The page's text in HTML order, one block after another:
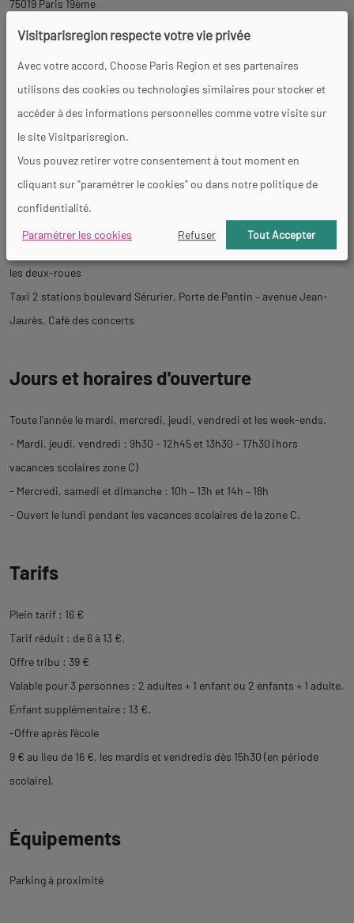
75019 Paris 19ème
+33 (0)1 44 84 44 84
https://philharmoniedeparis.fr/fr/philharmoniedesenfants
Métro : Porte de Pantin (ligne 5)
Tramway : Porte de Pantin (ligne T3b)
RER : Pantin (ligne E)
Bus : 75, 151, N13, N41, N45, N140
Voiture 2 parkings en accès direct depuis le boulevard périphérique
et l’avenue Jean-Jaurès, avec près de 1000 places pour les voitures et
les deux-roues
Taxi 2 stations boulevard Sérurier, Porte de Pantin – avenue Jean-
Jaurès, Café des concerts
Jours et horaires d'ouverture
Toute l'année le mardi, mercredi, jeudi, vendredi et les week-ends.
- Mardi, jeudi, vendredi : 9h30 - 12h45 et 13h30 - 17h30 (hors
vacances scolaires zone C)
- Mercredi, samedi et dimanche : 10h – 13h et 14h – 18h
- Ouvert le lundi pendant les vacances scolaires de la zone C.
Tarifs
Plein tarif : 16 €
Tarif réduit : de 6 à 13 €.
Offre tribu : 39 €
Valable pour 3 personnes : 2 adultes + 1 enfant ou 2 enfants + 1 adulte.
Enfant supplémentaire : 13 €.
-Offre après l'école
9 € au lieu de 16 €, les mardis et vendredis dès 15h30 (en période
scolaire).
Équipements
Parking à proximité
Visitparisregion respecte votre vie privée
Avec votre accord, Choose Paris Region et ses partenaires
utilisons des cookies ou technologies similaires pour stocker et
accéder à des informations personnelles comme votre visite sur
le site Visitparisregion.
Vous pouvez retirer votre consentement à tout moment en
cliquant sur "paramétrer le cookies" ou dans notre politique de
confidentialité.
Paramétrer les cookies
Refuser Tout Accepter